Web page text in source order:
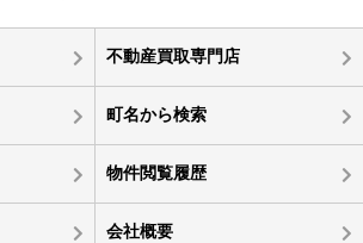
不動産買取専門店
町名から検索
物件閲覧履歴
会社概要